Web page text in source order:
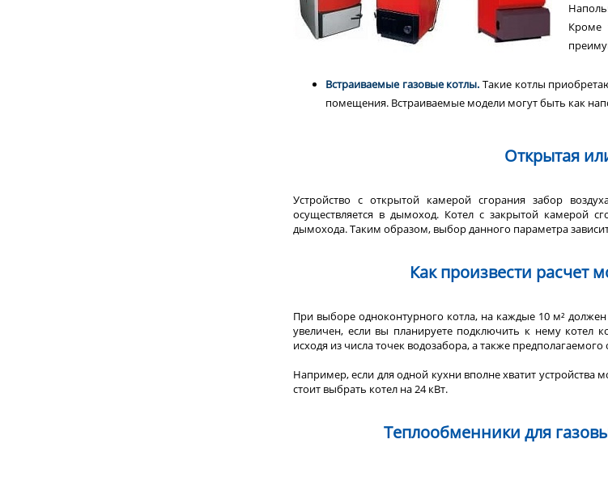
Кроме
Встраиваемые газовые котлы. Такие котлы
помещения. Встраиваемые модели могут быть как
Открытая
Устройство с открытой камерой сгорания забор
осуществляется в дымоход. Котел с закрытой камерой
дымохода. Таким образом, выбор данного параметра
Как произвести расчет
При выборе одноконтурного котла, на каждые 10 м²
увеличен, если вы планируете подключить к нему котел
исходя из числа точек водозабора, а также
Например, если для одной кухни вполне хватит
стоит выбрать котел на 24 кВт.
Теплообменники для